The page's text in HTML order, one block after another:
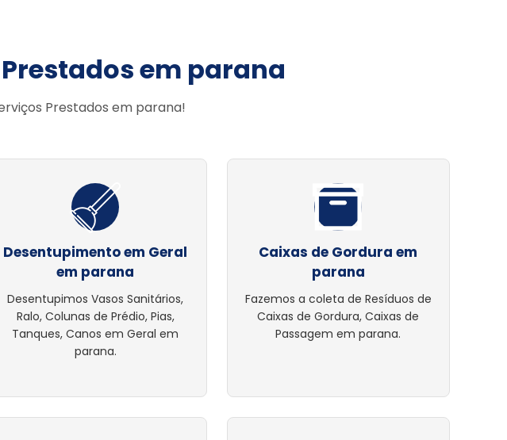
em parana
Prestados em parana!
Desentupimento em Geral
em parana
Desentupimos Vasos Sanitários,
Ralo, Colunas de Prédio, Pias,
Tanques, Canos em Geral em
parana.
Caixas de Gordura em
parana
Fazemos a coleta de Resíduos de
Caixas de Gordura, Caixas de
Passagem em parana.